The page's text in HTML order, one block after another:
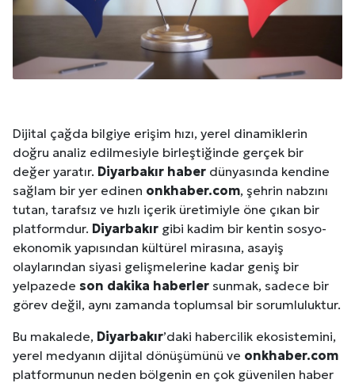
Dijital çağda bilgiye erişim hızı, yerel dinamiklerin
doğru analiz edilmesiyle birleştiğinde gerçek bir
değer yaratır. Diyarbakır haber dünyasında kendine
sağlam bir yer edinen onkhaber.com, şehrin nabzını
tutan, tarafsız ve hızlı içerik üretimiyle öne çıkan bir
platformdur. Diyarbakır gibi kadim bir kentin sosyo-
ekonomik yapısından kültürel mirasına, asayiş
olaylarından siyasi gelişmelerine kadar geniş bir
yelpazede son dakika haberler sunmak, sadece bir
görev değil, aynı zamanda toplumsal bir sorumluluktur.
Bu makalede, Diyarbakır’daki habercilik ekosistemini,
yerel medyanın dijital dönüşümünü ve onkhaber.com
platformunun neden bölgenin en çok güvenilen haber